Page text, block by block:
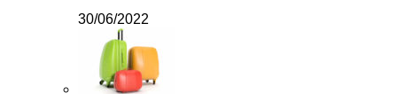
30/06/2022